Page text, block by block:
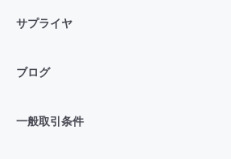
サプライヤ
ブログ
一般取引条件